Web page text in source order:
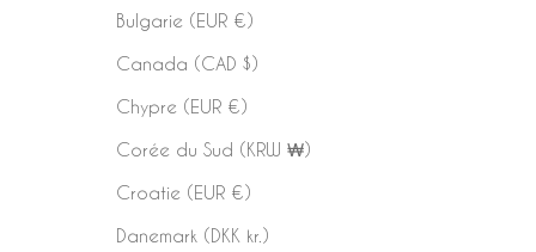
Bulgarie (EUR €)
Canada (CAD $)
Chypre (EUR €)
Corée du Sud (KRW ₩)
Croatie (EUR €)
Danemark (DKK kr.)